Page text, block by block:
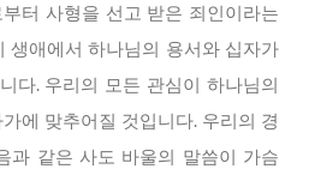
터 사형을 선고 받은 죄인이라는
생애에서 하나님의 용서와 십자가
다. 우리의 모든 관심이 하나님의
에 맞추어질 것입니다. 우리의 경
과 같은 사도 바울의 말씀이 가슴